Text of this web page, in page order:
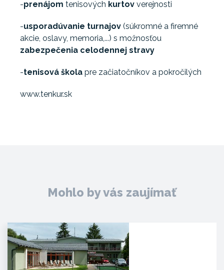
-prenájom tenisových kurtov verejnosti
-usporadúvanie turnajov (súkromné a firemné
akcie, oslavy, memoria,...) s možnosťou
zabezpečenia celodennej stravy
-tenisová škola pre začiatočníkov a pokročilých
www.tenkur.sk
Mohlo by vás zaujímať